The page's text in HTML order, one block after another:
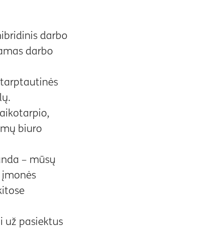
darbo
darbo
biuro
– mūsų
už pasiektus